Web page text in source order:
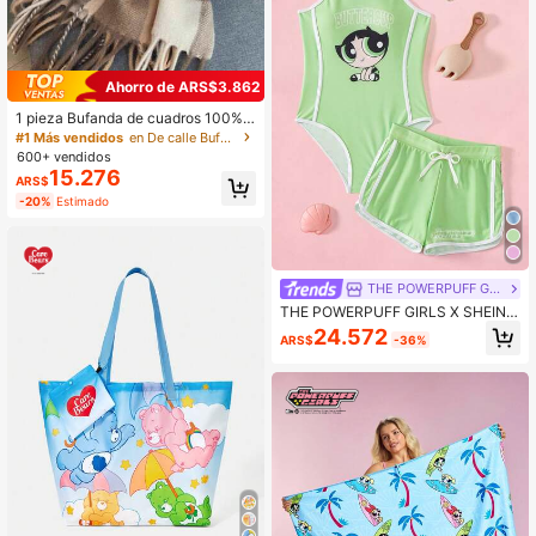
Ahorro de ARS$3.862
1 pieza Bufanda de cuadros 100% l
ana para mujer, chal de alta calidad,
diseño nuevo 2025, calentador de c
uello de invierno, regalo de cumple
años
#1 Más vendidos
en De calle Bufandas y accesorios de bufanda para
600+ vendidos
ARS$15.276
-20% Estimado
THE POWERPUFF GIRLS
THE POWERPUFF GIRLS X SHEIN T
raje de baño de una pieza con esta
mpado de letras y dibujos animados
ARS$24.572 -36%